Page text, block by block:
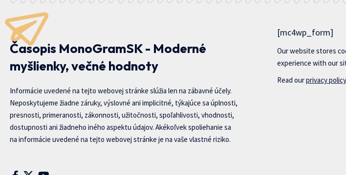
Časopis MonoGramSK - Moderné
myšlienky, večné hodnoty
Informácie uvedené na tejto webovej stránke slúžia len na zábavné účely.
Neposkytujeme žiadne záruky, výslovné ani implicitné, týkajúce sa úplnosti,
presnosti, primeranosti, zákonnosti, užitočnosti, spoľahlivosti, vhodnosti,
dostupnosti ani žiadneho iného aspektu údajov. Akékoľvek spoliehanie sa
na informácie uvedené na tejto webovej stránke je na vaše vlastné riziko.
[mc4wp_form]
Our website stores
experience with our
Read ourprivacy policy